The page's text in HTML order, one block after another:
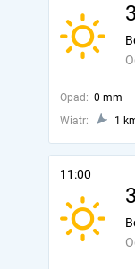
Opad: 0 mm
Wiatr:
1
11:00